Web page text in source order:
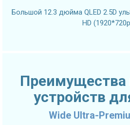
Большой 12.3 дюйма QLED 2.5D
HD
Преимущества
устройств
Wide Ultra-